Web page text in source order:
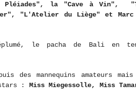
Pléiades", la "Cave à Vin",
"L'Atelier du Liège" et
le pacha de Bali en
des mannequins amateurs mais
: Miss Miegessolle, Miss